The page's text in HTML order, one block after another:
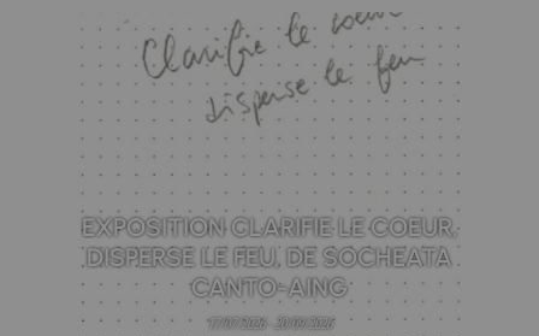
EXPOSITION CLARIFIE LE COEUR,
DISPERSE LE FEU, DE SOCHEATA
CANTO-AING
17/07/2026 - 20/09/2026